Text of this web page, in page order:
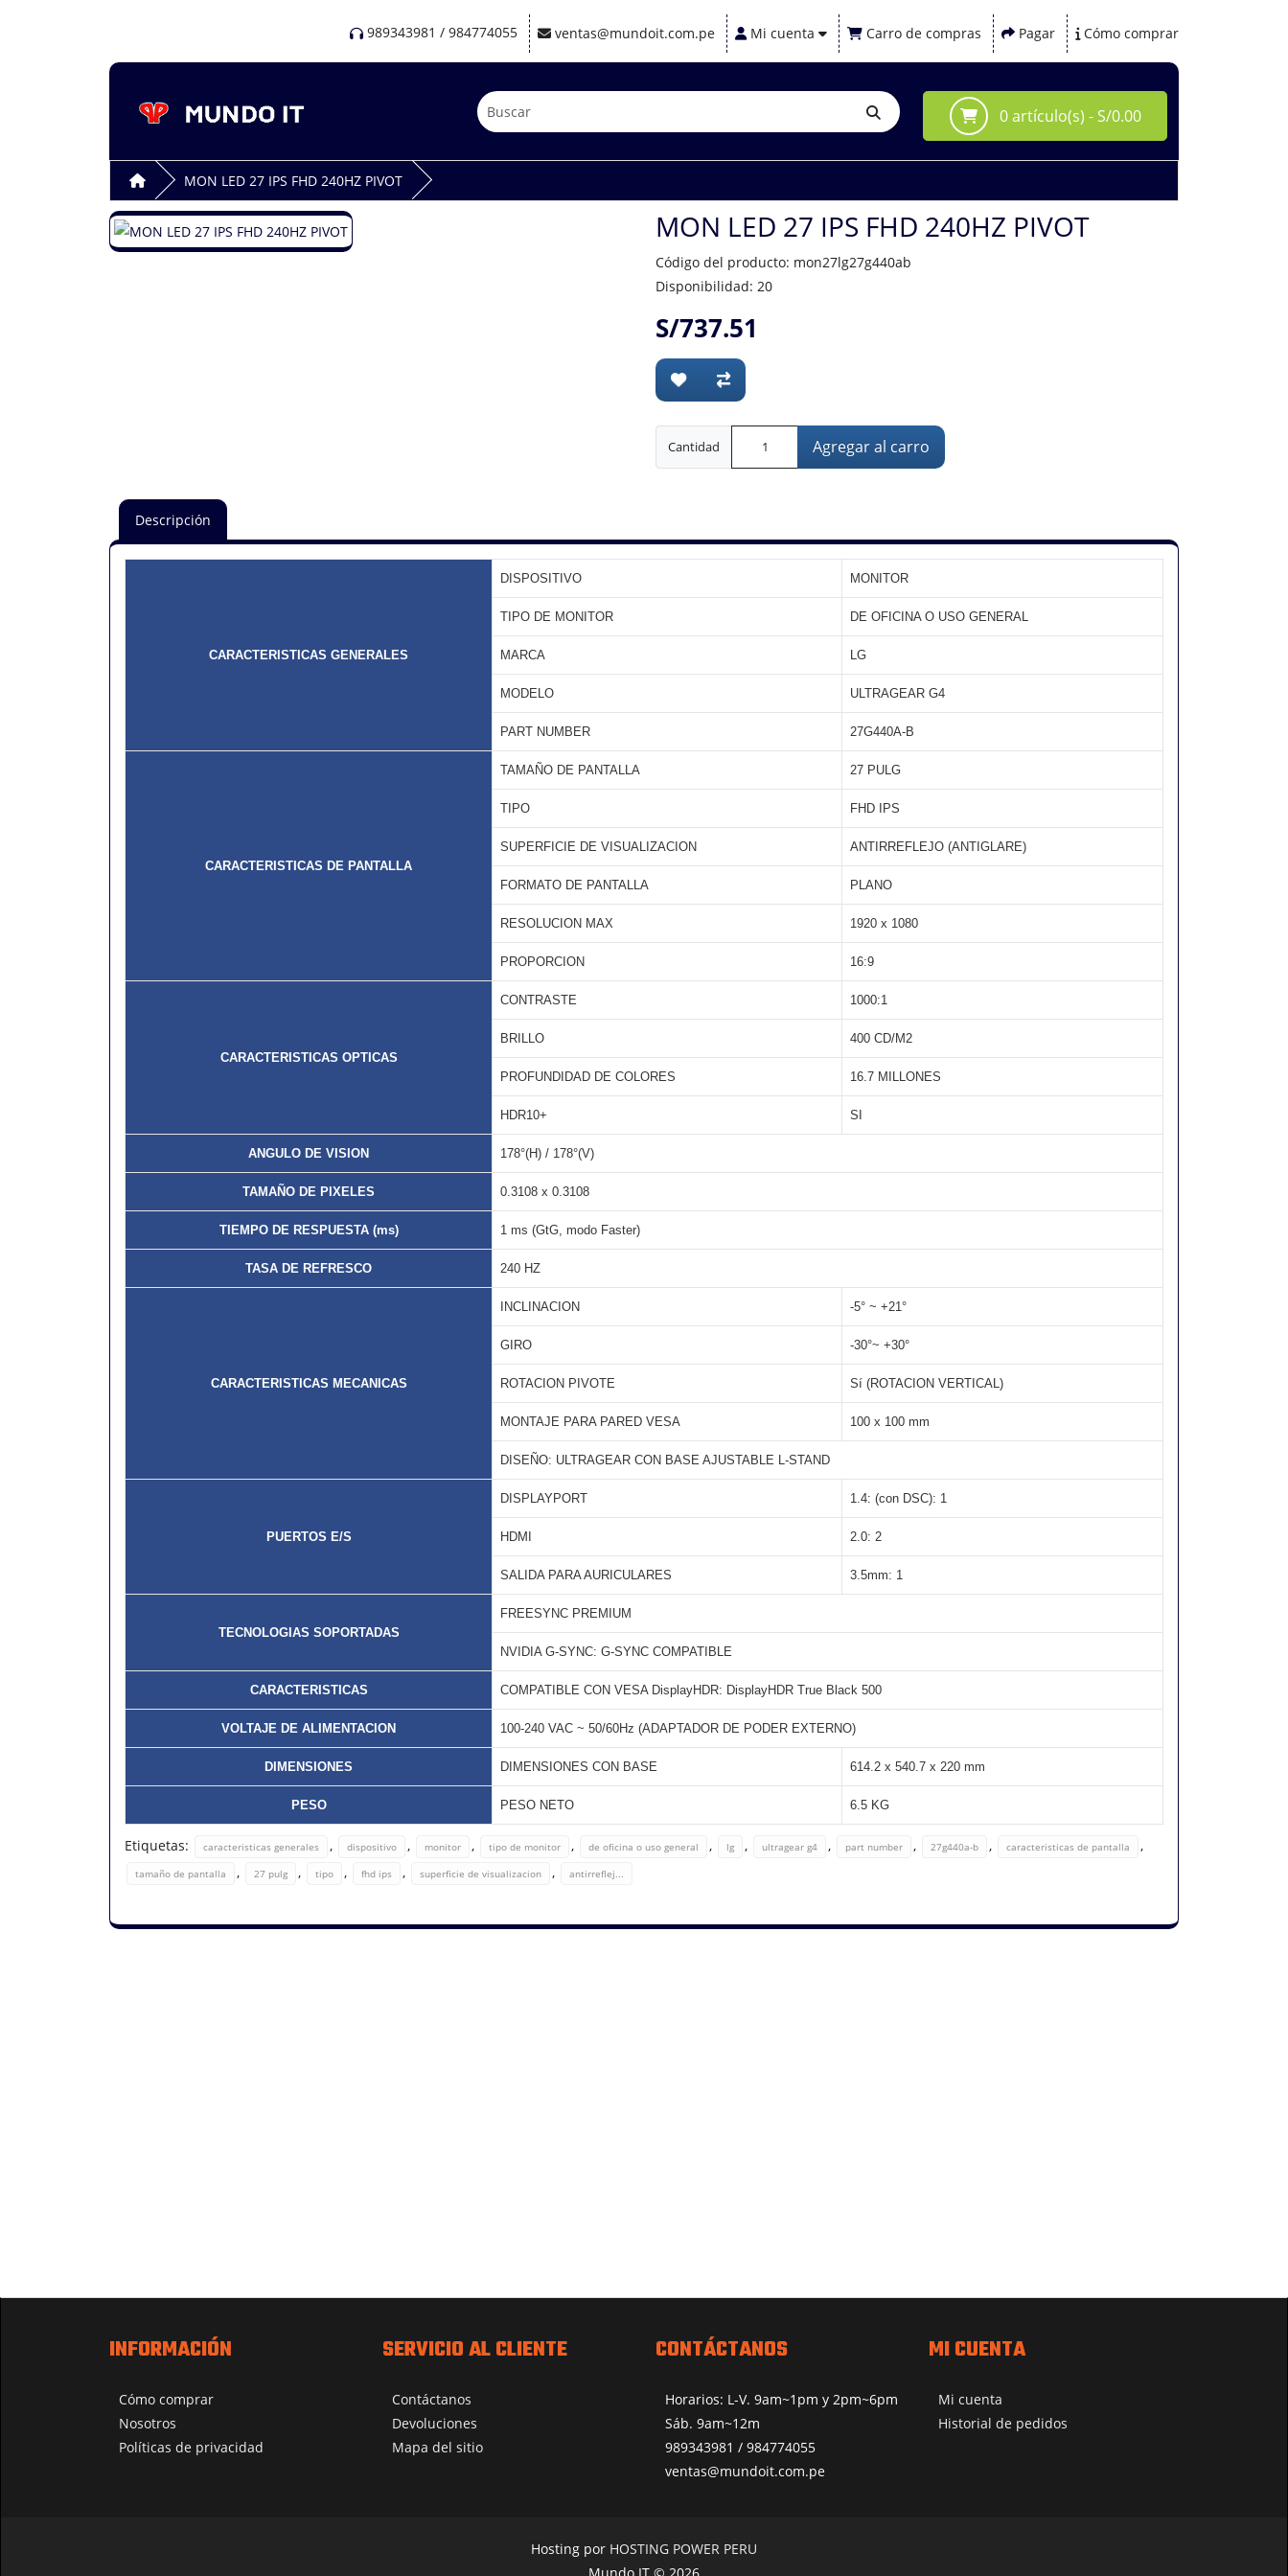
989343981 / 984774055 ventas@mundoit.com.pe Mi cuenta Carro de compras Pagar Cómo comprar
0 artículo(s) - S/0.00
MON LED 27 IPS FHD 240HZ PIVOT
MON LED 27 IPS FHD 240HZ PIVOT
Código del producto: mon27lg27g440ab
Disponibilidad: 20
S/737.51
Cantidad Agregar al carro
Descripción
CARACTERISTICAS GENERALES
DISPOSITIVO MONITOR
TIPO DE MONITOR DE OFICINA O USO GENERAL
MARCA LG
MODELO ULTRAGEAR G4
PART NUMBER 27G440A-B
CARACTERISTICAS DE PANTALLA
TAMAÑO DE PANTALLA 27 PULG
TIPO FHD IPS
SUPERFICIE DE VISUALIZACION ANTIRREFLEJO (ANTIGLARE)
FORMATO DE PANTALLA PLANO
RESOLUCION MAX 1920 x 1080
PROPORCION 16:9
CARACTERISTICAS OPTICAS
CONTRASTE 1000:1
BRILLO 400 CD/M2
PROFUNDIDAD DE COLORES 16.7 MILLONES
HDR10+ SI
ANGULO DE VISION 178°(H) / 178°(V)
TAMAÑO DE PIXELES 0.3108 x 0.3108
TIEMPO DE RESPUESTA (ms) 1 ms (GtG, modo Faster)
TASA DE REFRESCO 240 HZ
CARACTERISTICAS MECANICAS
INCLINACION -5° ~ +21°
GIRO -30°~ +30°
ROTACION PIVOTE Sí (ROTACION VERTICAL)
MONTAJE PARA PARED VESA 100 x 100 mm
DISEÑO: ULTRAGEAR CON BASE AJUSTABLE L-STAND
PUERTOS E/S
DISPLAYPORT 1.4: (con DSC): 1
HDMI 2.0: 2
SALIDA PARA AURICULARES 3.5mm: 1
TECNOLOGIAS SOPORTADAS
FREESYNC PREMIUM
NVIDIA G-SYNC: G-SYNC COMPATIBLE
CARACTERISTICAS COMPATIBLE CON VESA DisplayHDR: DisplayHDR True Black 500
VOLTAJE DE ALIMENTACION 100-240 VAC ~ 50/60Hz (ADAPTADOR DE PODER EXTERNO)
DIMENSIONES DIMENSIONES CON BASE 614.2 x 540.7 x 220 mm
PESO PESO NETO 6.5 KG
Etiquetas: caracteristicas generales , dispositivo , monitor , tipo de monitor , de oficina o uso general , lg , ultragear g4 , part number , 27g440a-b , caracteristicas de pantalla ,
tamaño de pantalla , 27 pulg , tipo , fhd ips , superficie de visualizacion , antirreflej...
INFORMACIÓN
Cómo comprar
Nosotros
Políticas de privacidad
SERVICIO AL CLIENTE
Contáctanos
Devoluciones
Mapa del sitio
CONTÁCTANOS
Horarios: L-V. 9am~1pm y 2pm~6pm
Sáb. 9am~12m
989343981 / 984774055
ventas@mundoit.com.pe
MI CUENTA
Mi cuenta
Historial de pedidos
Hosting por HOSTING POWER PERU